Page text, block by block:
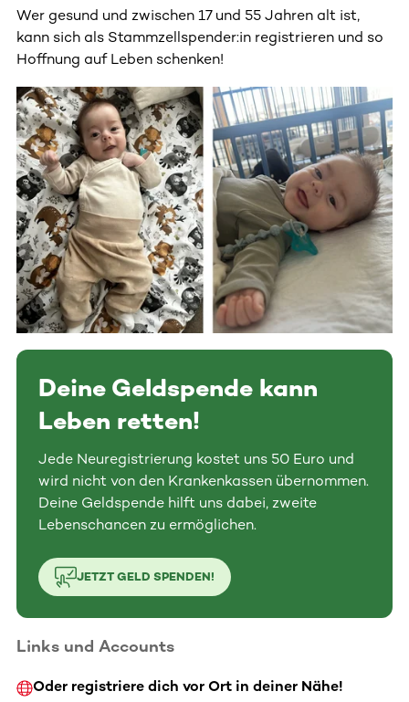
Wer gesund und zwischen 17 und 55 Jahren alt ist,
kann sich als Stammzellspender:in registrieren und so
Hoffnung auf Leben schenken!
Deine Geldspende kann
Leben retten!
Jede Neuregistrierung kostet uns 50 Euro und
wird nicht von den Krankenkassen übernommen.
Deine Geldspende hilft uns dabei, zweite
Lebenschancen zu ermöglichen.
JETZT GELD SPENDEN!
Links und Accounts
Oder registriere dich vor Ort in deiner Nähe!